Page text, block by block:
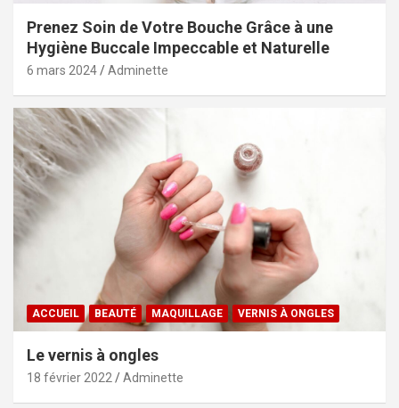
Prenez Soin de Votre Bouche Grâce à une
Hygiène Buccale Impeccable et Naturelle
6 mars 2024 Adminette
ACCUEIL BEAUTÉ MAQUILLAGE VERNIS À ONGLES
Le vernis à ongles
18 février 2022 Adminette